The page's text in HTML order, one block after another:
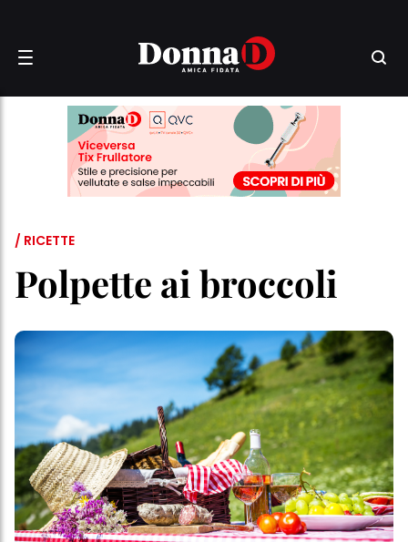
/ RICETTE
Polpette ai broccoli